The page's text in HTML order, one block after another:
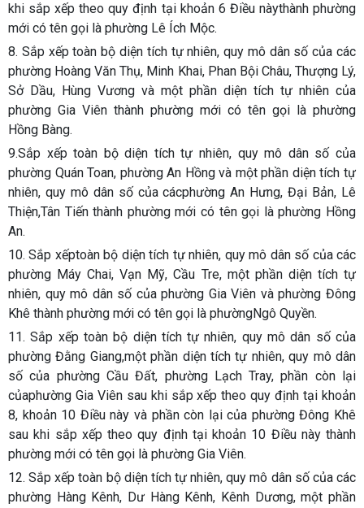
khi sắp xếp theo quy định tại khoản 6 Điều nàythành phường
mới có tên gọi là phường Lê Ích Mộc.
8. Sắp xếp toàn bộ diện tích tự nhiên, quy mô dân số của các
phường Hoàng Văn Thụ, Minh Khai, Phan Bội Châu, Thượng Lý,
Sở Dầu, Hùng Vương và một phần diện tích tự nhiên của
phường Gia Viên thành phường mới có tên gọi là phường
Hồng Bàng.
9.Sắp xếp toàn bộ diện tích tự nhiên, quy mô dân số của
phường Quán Toan, phường An Hồng và một phần diện tích tự
nhiên, quy mô dân số của cácphường An Hưng, Đại Bản, Lê
Thiện,Tân Tiến thành phường mới có tên gọi là phường Hồng
An.
10. Sắp xếptoàn bộ diện tích tự nhiên, quy mô dân số của các
phường Máy Chai, Vạn Mỹ, Cầu Tre, một phần diện tích tự
nhiên, quy mô dân số của phường Gia Viên và phường Đông
Khê thành phường mới có tên gọi là phườngNgô Quyền.
11. Sắp xếp toàn bộ diện tích tự nhiên, quy mô dân số của
phường Đằng Giang,một phần diện tích tự nhiên, quy mô dân
số của phường Cầu Đất, phường Lạch Tray, phần còn lại
củaphường Gia Viên sau khi sắp xếp theo quy định tại khoản
8, khoản 10 Điều này và phần còn lại của phường Đông Khê
sau khi sắp xếp theo quy định tại khoản 10 Điều này thành
phường mới có tên gọi là phường Gia Viên.
12. Sắp xếp toàn bộ diện tích tự nhiên, quy mô dân số của các
phường Hàng Kênh, Dư Hàng Kênh, Kênh Dương, một phần